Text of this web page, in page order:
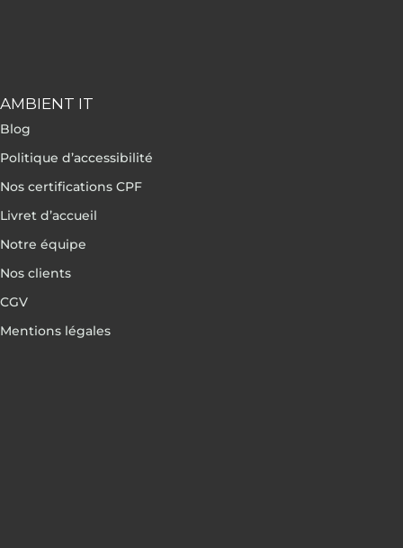
AMBIENT IT
Blog
Politique d’accessibilité
Nos certifications CPF
Livret d’accueil
Notre équipe
Nos clients
CGV
Mentions légales